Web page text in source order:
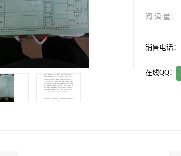
阅 读 量：
销售电话：
在线QQ：